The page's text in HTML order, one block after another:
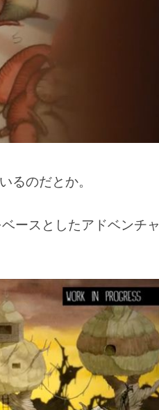
るのだとか。
ースとしたアドベンチャ